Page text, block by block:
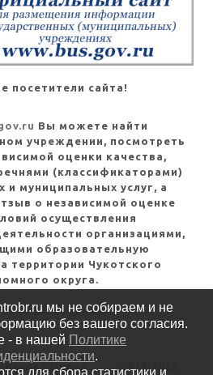
посетители сайта!
Вы можете найти
учреждении, посмотреть
оценки качества,
(классификаторами)
и муниципальных услуг, а
о независимой оценке
осуществления
организациями,
образовательную
территории Чукотского
округа.
инструкцию
г.Певек
мы не собираем и не
без вашего согласия.
- в нашей Политике
.
для сбора статистики и